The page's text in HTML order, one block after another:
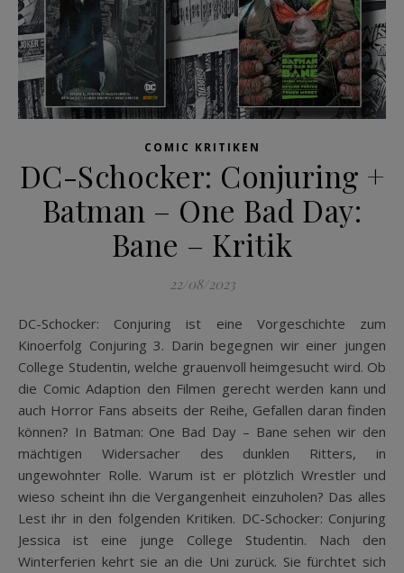
COMIC KRITIKEN
DC-Schocker: Conjuring +
Batman – One Bad Day:
Bane – Kritik
22/08/2023
DC-Schocker: Conjuring ist eine Vorgeschichte zum
Kinoerfolg Conjuring 3. Darin begegnen wir einer jungen
College Studentin, welche grauenvoll heimgesucht wird. Ob
die Comic Adaption den Filmen gerecht werden kann und
auch Horror Fans abseits der Reihe, Gefallen daran finden
können? In Batman: One Bad Day – Bane sehen wir den
mächtigen Widersacher des dunklen Ritters, in
ungewohnter Rolle. Warum ist er plötzlich Wrestler und
wieso scheint ihn die Vergangenheit einzuholen? Das alles
Lest ihr in den folgenden Kritiken. DC-Schocker: Conjuring
Jessica ist eine junge College Studentin. Nach den
Winterferien kehrt sie an die Uni zurück. Sie fürchtet sich